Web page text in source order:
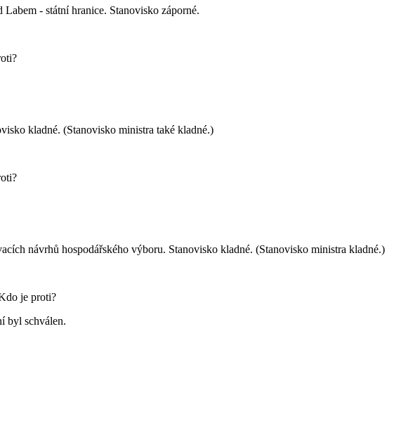
- státní hranice. Stanovisko záporné.
kladné. (Stanovisko ministra také kladné.)
návrhů hospodářského výboru. Stanovisko kladné. (Stanovisko ministra kladné.)
je proti?
byl schválen.